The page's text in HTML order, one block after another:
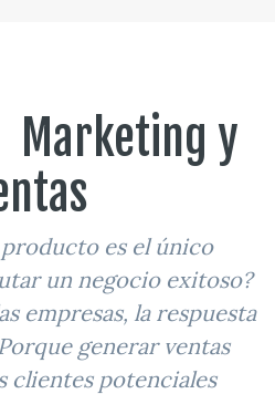
Marketing y
es el único
un negocio exitoso?
empresas, la respuesta
generar ventas
clientes potenciales